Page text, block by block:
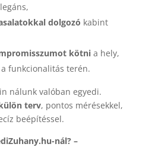
dolgozó kabint
kötnia hely,
funkcionalitás terén.
nálunk valóban egyedi.
terv, pontos mérésekkel,
beépítéssel.
nál? –